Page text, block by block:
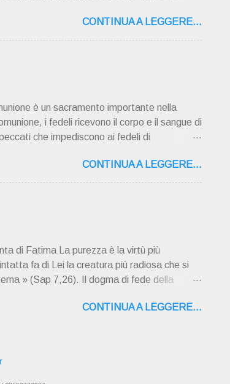
"da curare" pubblico la sua "
Giovanni Pupatoro,16 – 37134 Verona Tel.
qualche secolo fa … "secolo" fa, da giovane
CURATO DI CAMPAGNA ". È ispira...
CONTINUA A LEGGERE...
è un sacramento importante nella
i fedeli ricevono il corpo e il sangue di
che impediscono ai fedeli di
dei contenuti Peccati gravi o mortali
gravi o mortali sono azioni che vanno
sono considerati gravi perché danneggiano
grave, si separa dalla grazia di Dio e
Chiesa cattolica insegn...
CONTINUA A LEGGERE...
di Fatima La purezza è la virtù più
fa di Lei la creatura più radiosa che si
» (Sap 7,26). Il dogma di fede della
tre dogmi investono l'Immacolata di uno
ci sono stati e ci sono ancora dei mentecatti,
CONTINUA A LEGGERE...